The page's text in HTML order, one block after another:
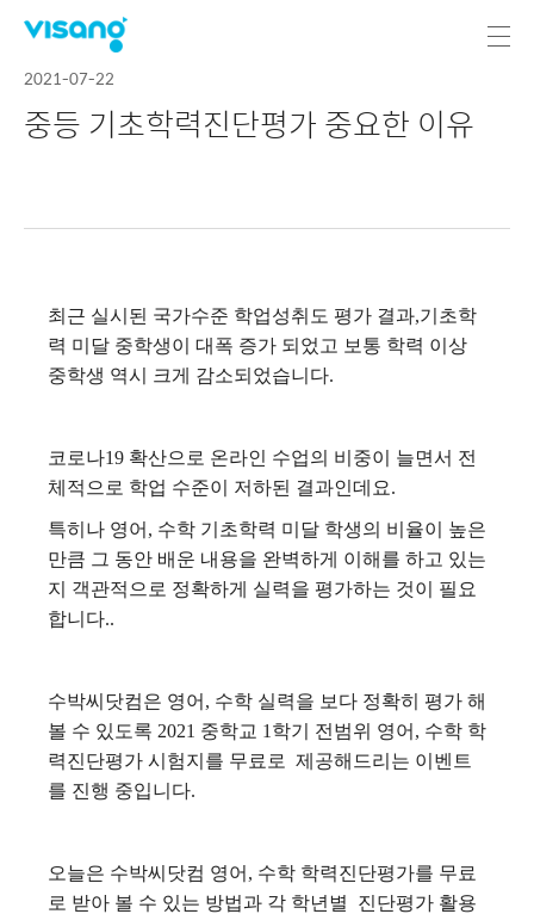
2021-07-22
중등 기초학력진단평가 중요한 이유
최근 실시된 국가수준 학업성취도 평가 결과,기초학
력 미달 중학생이 대폭 증가 되었고 보통 학력 이상
중학생 역시 크게 감소되었습니다.
코로나19 확산으로 온라인 수업의 비중이 늘면서 전
체적으로 학업 수준이 저하된 결과인데요.
특히나 영어, 수학 기초학력 미달 학생의 비율이 높은
만큼 그 동안 배운 내용을 완벽하게 이해를 하고 있는
지 객관적으로 정확하게 실력을 평가하는 것이 필요
합니다..
수박씨닷컴은 영어, 수학 실력을 보다 정확히 평가 해
볼 수 있도록 2021 중학교 1학기 전범위 영어, 수학 학
력진단평가 시험지를 무료로 제공해드리는 이벤트
를 진행 중입니다.
오늘은 수박씨닷컴 영어, 수학 학력진단평가를 무료
로 받아 볼 수 있는 방법과 각 학년별 진단평가 활용